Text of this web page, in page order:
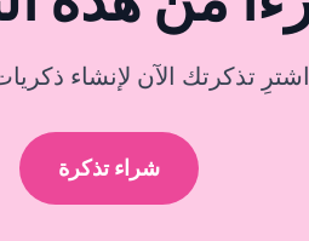
اشترِ تذكرتك الآن لإنشاء
شراء تذكرة